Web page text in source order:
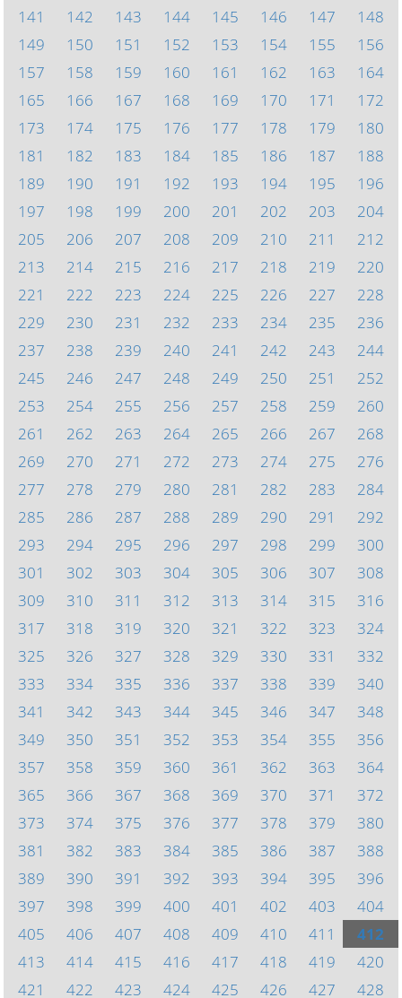
141
142 143 144 145 146 147
148
149
150 151 152 153 154 155
156
157
158 159 160 161 162 163
164
165
166 167 168 169 170 171
172
173
174 175 176 177 178 179
180
181
182 183 184 185 186 187
188
189
190 191 192 193 194 195
196
197
198 199 200 201 202 203
204
205
206 207 208 209 210 211
212
213
214 215 216 217 218 219
220
221
222 223 224 225 226 227
228
229
230 231 232 233 234 235
236
237
238 239 240 241 242 243
244
245
246 247 248 249 250 251
252
253
254 255 256 257 258 259
260
261
262 263 264 265 266 267
268
269
270 271 272 273 274 275
276
277
278 279 280 281 282 283
284
285
286 287 288 289 290 291
292
293
294 295 296 297 298 299
300
301
302 303 304 305 306 307
308
309
310 311 312 313 314 315
316
317
318 319 320 321 322 323
324
325
326 327 328 329 330 331
332
333
334 335 336 337 338 339
340
341
342 343 344 345 346 347
348
349
350 351 352 353 354 355
356
357
358 359 360 361 362 363
364
365
366 367 368 369 370 371
372
373
374 375 376 377 378 379
380
381
382 383 384 385 386 387
388
389
390 391 392 393 394 395
396
397
398 399 400 401 402 403
404
405
406 407 408 409 410 411
412
413
414 415 416 417 418 419
420
421
422 423 424 425 426 427 428